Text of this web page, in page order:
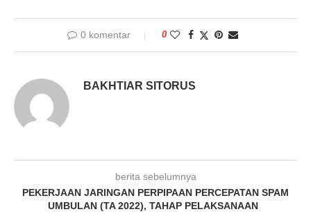
0 komentar 0
BAKHTIAR SITORUS
berita sebelumnya
PEKERJAAN JARINGAN PERPIPAAN PERCEPATAN SPAM
UMBULAN (TA 2022), TAHAP PELAKSANAAN